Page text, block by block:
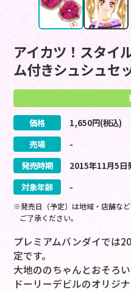
アイカツ！スタ
ム付きシュシュセ
価格 1,650円(税込)
売場
-
発売時期
2015年11月5日
対象年齢
-
※発売日（予定）は地域・店舗な
ご了承ください。
プレミアムバンダイでは
定です。
大地ののちゃんとおそろ
ドーリーデビルのオリジ